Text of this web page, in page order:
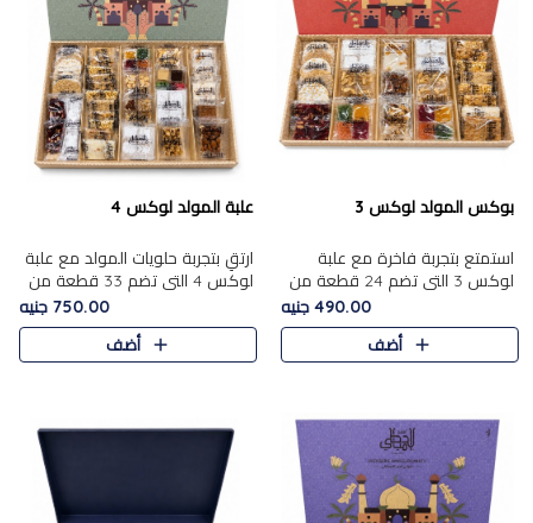
بوكس المولد لوكس 3
استمتع بتجربة فاخرة مع علبة
لوكس 3 التي تضم 24 قطعة من
أشهر حلويات المولد الشرقية
المختارة بعناية. تحتوي التشكيلة
على الجزرية بالفول، والملب..
490.00 جنيه
أضف
علبة المولد لوكس 4
ارتقِ بتجربة حلويات المولد مع علبة
لوكس 4 التي تضم 33 قطعة من
تشكيلة فاخرة ومتنوعة من أشهر
الأصناف الشرقية. تحتوي العلبة على
الجزرية بالفول،..
750.00 جنيه
أضف